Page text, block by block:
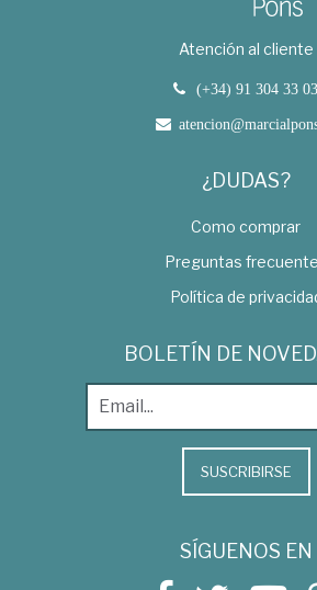
Atención al cliente
(+34) 91 304 33 03
¿DUDAS?
Como comprar
Preguntas
Política de
BOLETÍN DE
SUSCRIBIRSE
SÍGUENOS EN